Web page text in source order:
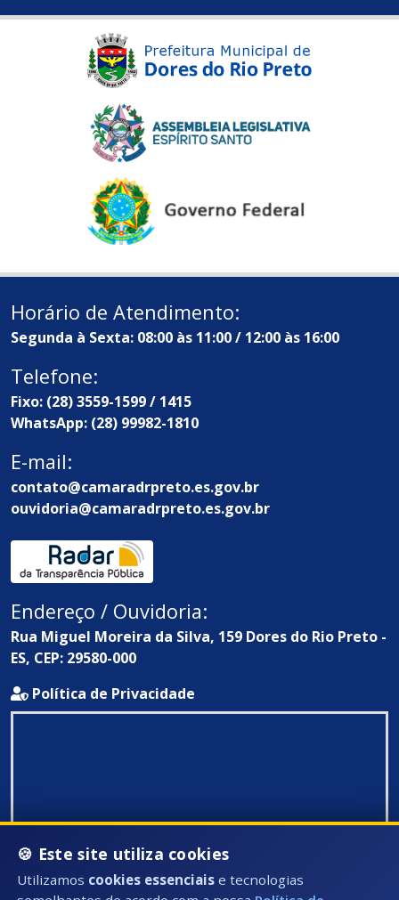
Horário de Atendimento:
Segunda à Sexta: 08:00 às 11:00 / 12:00 às 16:00
Telefone:
Fixo: (28) 3559-1599 / 1415
WhatsApp: (28) 99982-1810
E-mail:
contato@camaradrpreto.es.gov.br
ouvidoria@camaradrpreto.es.gov.br
Endereço / Ouvidoria:
Rua Miguel Moreira da Silva, 159 Dores do Rio Preto -
ES, CEP: 29580-000
Política de Privacidade
🍪 Este site utiliza cookies
Utilizamos cookies essenciais e tecnologias